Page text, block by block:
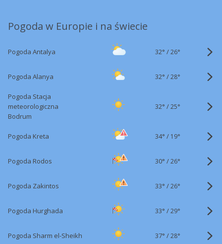
Pogoda w Europie i na świecie
Pogoda Antalya 32° /26°
Pogoda Alanya 32° /28°
Pogoda Stacja
meteorologiczna
Bodrum
32° /25°
Pogoda Kreta 34° / 19°
Pogoda Rodos 30° /26°
Pogoda Zakintos 33° /26°
Pogoda Hurghada 33° /29°
Pogoda Sharm el-Sheikh 37° /28°